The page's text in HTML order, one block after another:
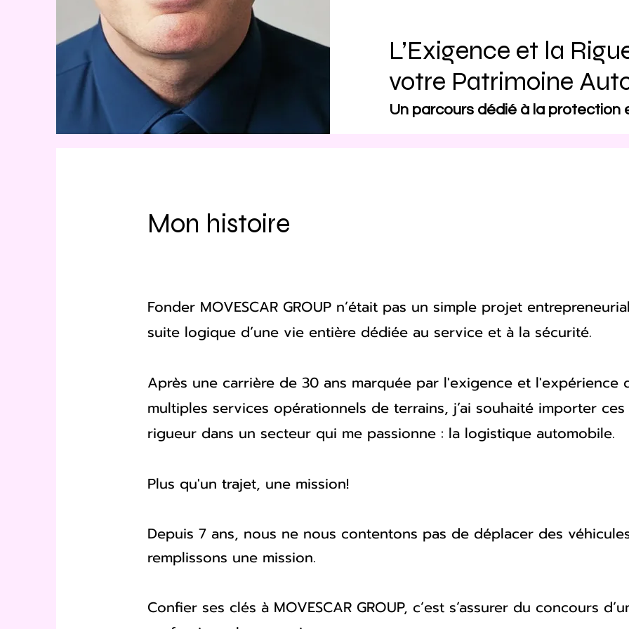
L’Exigence et la
votre Patrimoine
Un parcours dédié à la protection
Mon histoire
Fonder MOVESCAR GROUP n’était pas un simple projet
suite logique d’une vie entière dédiée au service et à la sécurité.
Après une carrière de 30 ans marquée par l'exigence et l'expérience
multiples services opérationnels de terrains, j’ai souhaité importer
rigueur dans un secteur qui me passionne : la logistique automobile.
Plus qu'un trajet, une mission!
Depuis 7 ans, nous ne nous contentons pas de déplacer des
remplissons une mission.
Confier ses clés à MOVESCAR GROUP, c’est s’assurer du concours